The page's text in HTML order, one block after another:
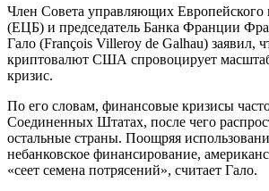
Член Совета управляющих Европейского
(ЕЦБ) и председатель Банка Франции
Гало (François Villeroy de Galhau) заявил,
криптовалют США спровоцирует
кризис.
По его словам, финансовые кризисы
Соединенных Штатах, после чего
остальные страны. Поощряя
небанковское финансирование,
«сеет семена потрясений», считает Гало.